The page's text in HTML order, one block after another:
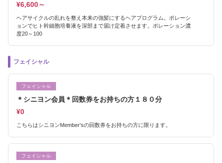
¥6,600～
ヘアサイクルの乱れを整え本来の強髪にするヘアプログラム。ポレーシ
ョンでヒト幹細胞培養液を深部まで届け定着させます。ポレーション濃
度20～100
フェイシャル
フェイシャル
＊シニヨン会員＊回数券をお持ちの方１８０分
¥0
こちらはシニヨンMember'sの回数券をお持ちの方に限ります。
フェイシャル